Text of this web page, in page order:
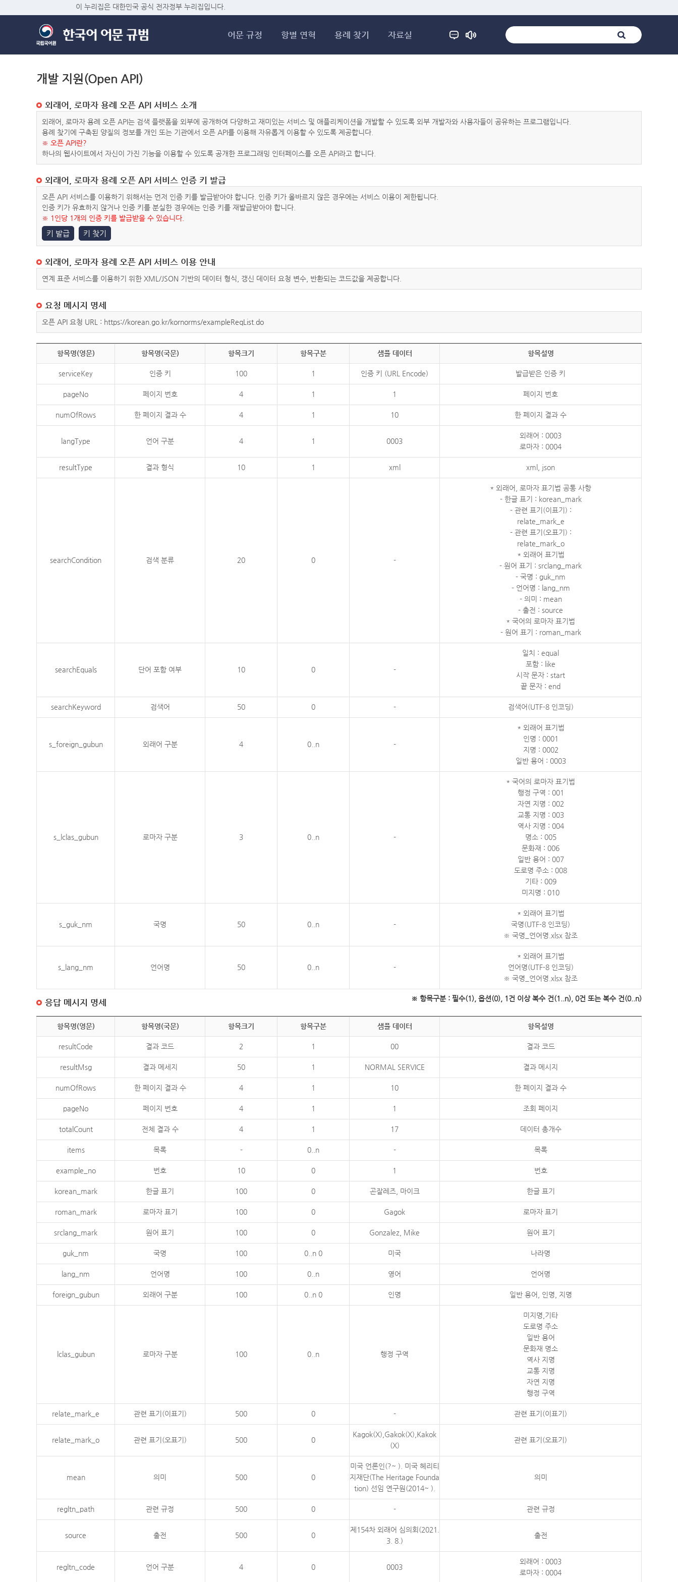
이 누리집은 대한민국 공식 전자정부 누리집입니다.
어문 규정 항별 연혁 용례 찾기 자료실
개발 지원(Open API)
외래어, 로마자 용례 오픈 API 서비스 소개
외래어, 로마자 용례 오픈 API는 검색 플랫폼을 외부에 공개하여 다양하고 재미있는 서비스 및 애플리케이션을 개발할 수 있도록 외부 개발자와 사용자들이 공유하는 프로그램입니다.
용례 찾기에 구축된 양질의 정보를 개인 또는 기관에서 오픈 API를 이용해 자유롭게 이용할 수 있도록 제공합니다.
※ 오픈 API란?
하나의 웹사이트에서 자신이 가진 기능을 이용할 수 있도록 공개한 프로그래밍 인터페이스를 오픈 API라고 합니다.
외래어, 로마자 용례 오픈 API 서비스 인증 키 발급
오픈 API 서비스를 이용하기 위해서는 먼저 인증 키를 발급받아야 합니다. 인증 키가 올바르지 않은 경우에는 서비스 이용이 제한됩니다.
인증 키가 유효하지 않거나 인증 키를 분실한 경우에는 인증 키를 재발급받아야 합니다.
※ 1인당 1개의 인증 키를 발급받을 수 있습니다.
키 발급 키 찾기
외래어, 로마자 용례 오픈 API 서비스 이용 안내
연계 표준 서비스를 이용하기 위한 XML/JSON 기반의 데이터 형식, 갱신 데이터 요청 변수, 반환되는 코드값을 제공합니다.
요청 메시지 명세
오픈 API 요청 URL : https://korean.go.kr/kornorms/exampleReqList.do
항목명(영문) 항목명(국문) 항목크기 항목구분 샘플 데이터 항목설명
serviceKey 인증 키 100 1 인증 키 (URL Encode) 발급받은 인증 키
pageNo 페이지 번호 4 1 1 페이지 번호
numOfRows 한 페이지 결과 수 4 1 10 한 페이지 결과 수
langType 언어 구분 4 1 0003
외래어 : 0003
로마자 : 0004
resultType 결과 형식 10 1 xml xml, json
searchCondition 검색 분류 20 0 -
* 외래어, 로마자 표기법 공통 사항
- 한글 표기 : korean_mark
- 관련 표기(이표기) :
relate_mark_e
- 관련 표기(오표기) :
relate_mark_o
* 외래어 표기법
- 원어 표기 : srclang_mark
- 국명 : guk_nm
- 언어명 : lang_nm
- 의미 : mean
- 출전 : source
* 국어의 로마자 표기법
- 원어 표기 : roman_mark
searchEquals 단어 포함 여부 10 0 -
일치 : equal
포함 : like
시작 문자 : start
끝 문자 : end
searchKeyword 검색어 50 0 - 검색어(UTF-8 인코딩)
s_foreign_gubun 외래어 구분 4 0..n -
* 외래어 표기법
인명 : 0001
지명 : 0002
일반 용어 : 0003
s_lclas_gubun 로마자 구분 3 0..n -
* 국어의 로마자 표기법
행정 구역 : 001
자연 지명 : 002
교통 지명 : 003
역사 지명 : 004
명소 : 005
문화재 : 006
일반 용어 : 007
도로명 주소 : 008
기타 : 009
미지명 : 010
s_guk_nm 국명 50 0..n -
* 외래어 표기법
국명(UTF-8 인코딩)
※ 국명_언어명.xlsx 참조
s_lang_nm 언어명 50 0..n -
* 외래어 표기법
언어명(UTF-8 인코딩)
※ 국명_언어명.xlsx 참조
※ 항목구분 : 필수(1), 옵션(0), 1건 이상 복수 건(1..n), 0건 또는 복수 건(0..n)
응답 메시지 명세
항목명(영문) 항목명(국문) 항목크기 항목구분 샘플 데이터 항목설명
resultCode 결과 코드 2 1 00 결과 코드
resultMsg 결과 메세지 50 1 NORMAL SERVICE 결과 메시지
numOfRows 한 페이지 결과 수 4 1 10 한 페이지 결과 수
pageNo 페이지 번호 4 1 1 조회 페이지
totalCount 전체 결과 수 4 1 17 데이터 총개수
items 목록 - 0..n - 목록
example_no 번호 10 0 1 번호
korean_mark 한글 표기 100 0 곤잘레즈, 마이크 한글 표기
roman_mark 로마자 표기 100 0 Gagok 로마자 표기
srclang_mark 원어 표기 100 0 Gonzalez, Mike 원어 표기
guk_nm 국명 100 0..n 0 미국 나라명
lang_nm 언어명 100 0..n 영어 언어명
foreign_gubun 외래어 구분 100 0..n 0 인명 일반 용어, 인명, 지명
lclas_gubun 로마자 구분 100 0..n 행정 구역
미지명,기타
도로명 주소
일반 용어
문화재 명소
역사 지명
교통 지명
자연 지명
행정 구역
relate_mark_e 관련 표기(이표기) 500 0 - 관련 표기(이표기)
relate_mark_o 관련 표기(오표기) 500 0
Kagok(X),Gakok(X),Kakok
(X)
관련 표기(오표기)
mean 의미 500 0
미국 언론인(?~ ). 미국 헤리티
지재단(The Heritage Founda
tion) 선임 연구원(2014~ ).
의미
regltn_path 관련 규정 500 0 - 관련 규정
source 출전 500 0
제154차 외래어 심의회(2021.
3. 8.)
출전
regltn_code 언어 구분 4 0 0003
외래어 : 0003
로마자 : 0004